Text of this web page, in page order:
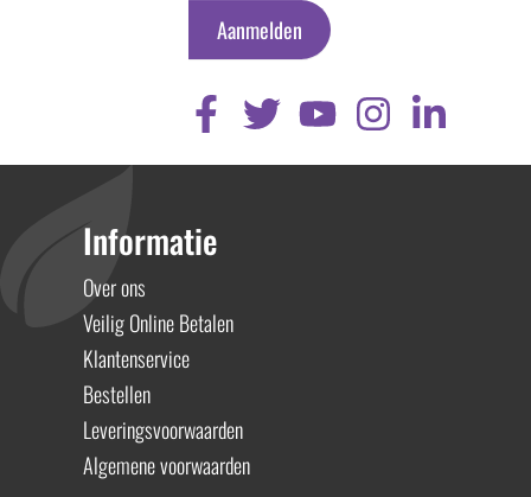
Aanmelden
Informatie
Over ons
Veilig Online Betalen
Klantenservice
Bestellen
Leveringsvoorwaarden
Algemene voorwaarden